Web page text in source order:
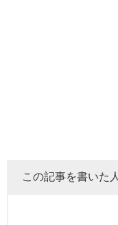
この記事を書いた人